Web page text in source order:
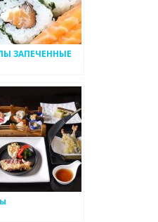
ЗАПЕЧЕННЫЕ